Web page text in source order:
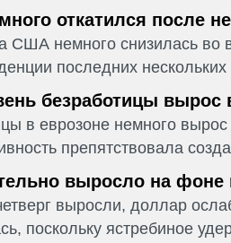
откатился после
США немного снизилась во
последних
безработицы вырос
в еврозоне немного
препятствовала
выросло на фоне
выросли, доллар
поскольку ястребиное